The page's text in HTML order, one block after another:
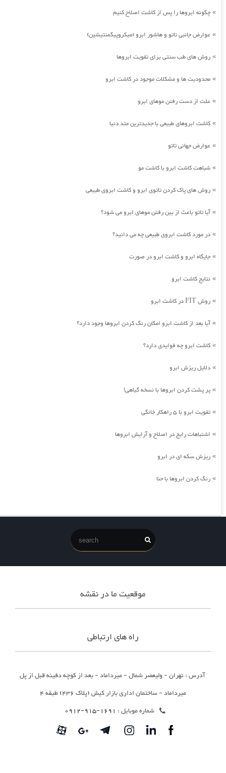
» چگونه ابروها را پس از کاشت اصلاح کنیم
» عوارض جانبی تاتو و هاشور ابرو (میکروپیگمنتیشین)
» روش های طب سنتی برای تقویت ابروها
» محدودیت ها و مشکلات موجود در کاشت ابرو
» علت از دست رفتن موهای ابرو
» کاشت ابروهای طبیعی با جدیدترین متد دنیا
» عوارض جهانی تاتو
» شباهت کاشت ابرو با کاشت مو
» روش های پاک کردن تاتوی ابرو و کاشت ابروی طبیعی
»آیا تاتو باعث از بین رفتن موهای ابرو می شود؟
» در مورد کاشت ابروی طبیعی چه می دانید؟
» جایگاه ابرو و کاشت ابرو در صورت
» نتایج کاشت ابرو
» روش FIT در کاشت ابرو
»آیا بعد از کاشت ابرو امکان رنگ کردن ابروها وجود دارد؟
» کاشت ابرو چه فوایدی دارد؟
» دلایل ریزش ابرو
» پر پشت کردن ابروها با نسخه گیاهی!
» تقویت ابرو با 5 راهکار خانگی
» اشتباهات رایج در اصلاح و آرایش ابروها
» ریزش سکه ای در ابرو
» رنگ کردن ابروها با حنا
موقعیت ما در نقشه
راه های ارتباطی
آدرس : تهران - ولیعصر شمال - میرداماد - بعد از کوچه دفینه قبل از پل
میرداماد - ساختمان اداری بازار کیش (پلاک 436) طبقه 4
شماره موبایل : 1691-915-0912